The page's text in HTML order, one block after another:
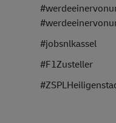
#jobsnlkassel
#F1Zusteller